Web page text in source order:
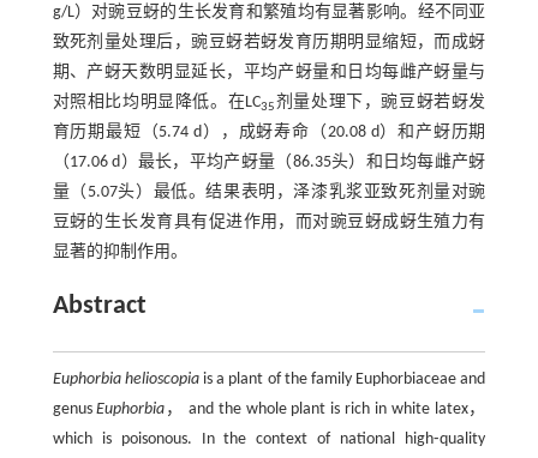
g/L）对豌豆蚜的生长发育和繁殖均有显著影响。经不同亚
致死剂量处理后，豌豆蚜若蚜发育历期明显缩短，而成蚜
期、产蚜天数明显延长，平均产蚜量和日均每雌产蚜量与
对照相比均明显降低。在LC35剂量处理下，豌豆蚜若蚜发
育历期最短（5.74 d），成蚜寿命（20.08 d）和产蚜历期
（17.06 d）最长，平均产蚜量（86.35头）和日均每雌产蚜
量（5.07头）最低。结果表明，泽漆乳浆亚致死剂量对豌
豆蚜的生长发育具有促进作用，而对豌豆蚜成蚜生殖力有
显著的抑制作用。
Abstract
Euphorbia helioscopiais a plant of the family Euphorbiaceae and
genusEuphorbia ， and the whole plant is rich in white latex，
which is poisonous. In the context of national high⁃quality